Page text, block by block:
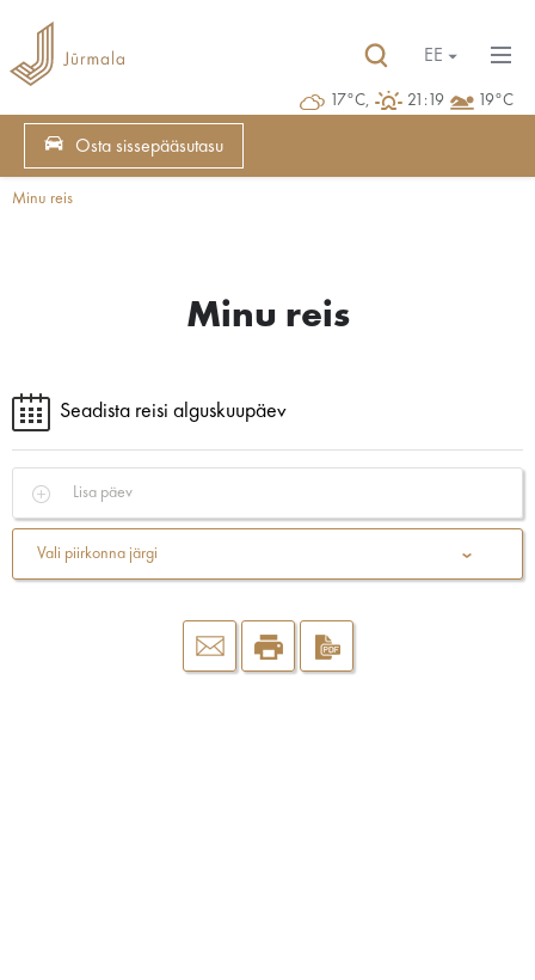
17°C, 21:19 19°C
EE
Osta sissepääsutasu
Minu reis
Minu reis
Seadista reisi alguskuupäev
Lisa päev
Vali piirkonna järgi